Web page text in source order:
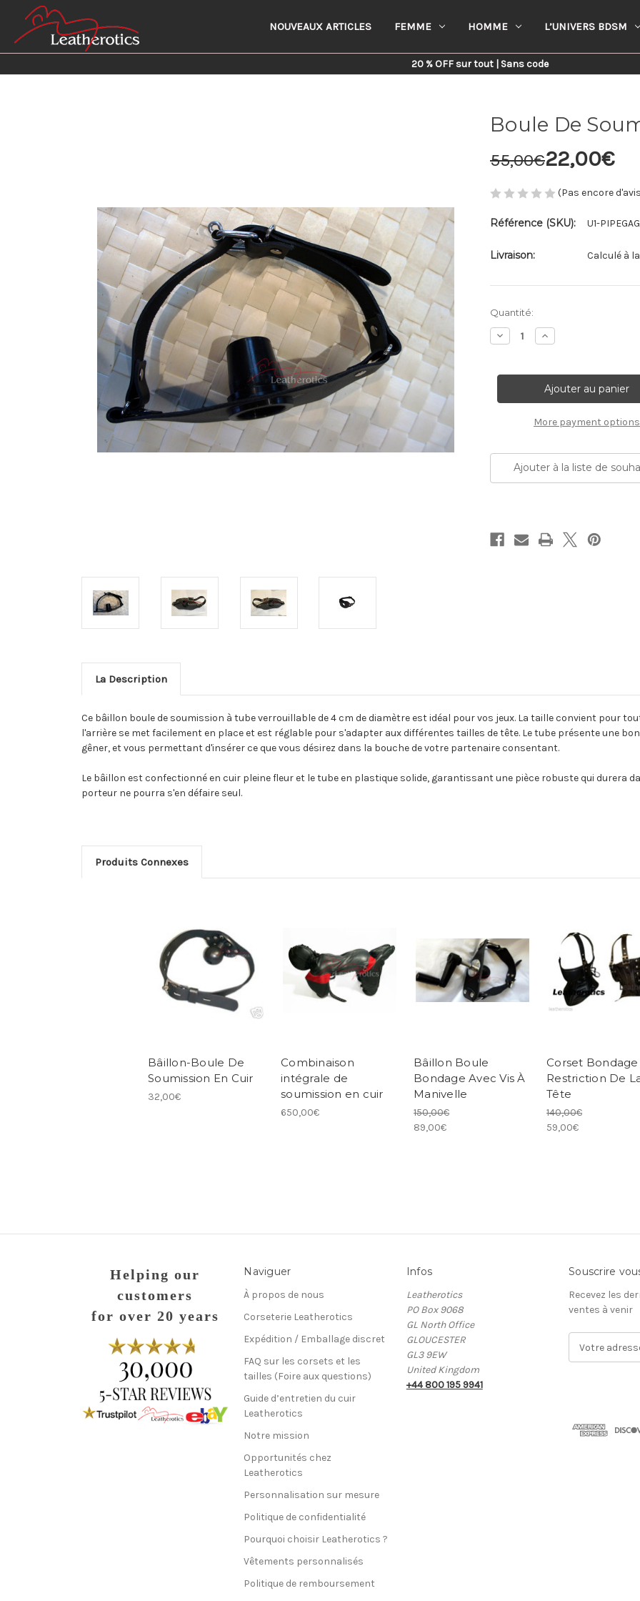
NOUVEAUX ARTICLES FEMME HOMME L’UNIVERS BDSM
20 % OFF sur tout | Sans code
L’Univers BDSM Boule De Soumission
Boule De
55,00€22,00€
(Pas encore
Référence (SKU): U1-
Livraison: Calculé à
Stock
Actuel:
Quantité:
Diminuer
la
Augmenter
la
More payment options
Ajouter à la liste de
La Description
Ce bâillon boule de soumission à tube verrouillable de 4 cm de diamètre est idéal pour vos jeux. La taille convient pour
l'arrière se met facilement en place et est réglable pour s'adapter aux différentes tailles de tête. Le tube présente une
gêner, et vous permettant d'insérer ce que vous désirez dans la bouche de votre partenaire consentant.
Le bâillon est confectionné en cuir pleine fleur et le tube en plastique solide, garantissant une pièce robuste qui durera
porteur ne pourra s'en défaire seul.
Produits Connexes
Bâillon-Boule De
Soumission En Cuir
32,00€
Combinaison
intégrale de
soumission en cuir
650,00€
Bâillon Boule
Bondage Avec Vis À
Manivelle
150,00€
89,00€
Corset
Restriction De
Tête
140,00€
59,00€
Helping our
customers
for over 20 years
Naviguer
À propos de nous
Corseterie Leatherotics
Expédition / Emballage discret
FAQ sur les corsets et les
tailles (Foire aux questions)
Guide d’entretien du cuir
Leatherotics
Notre mission
Opportunités chez
Leatherotics
Personnalisation sur mesure
Politique de confidentialité
Pourquoi choisir Leatherotics ?
Vêtements personnalisés
Politique de remboursement
Infos
Leatherotics
PO Box 9068
GL North Office
GLOUCESTER
GL3 9EW
United Kingdom
+44 800 195 9941
Souscrire
Recevez les
ventes à venir
e